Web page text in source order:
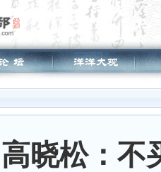
高晓松：不